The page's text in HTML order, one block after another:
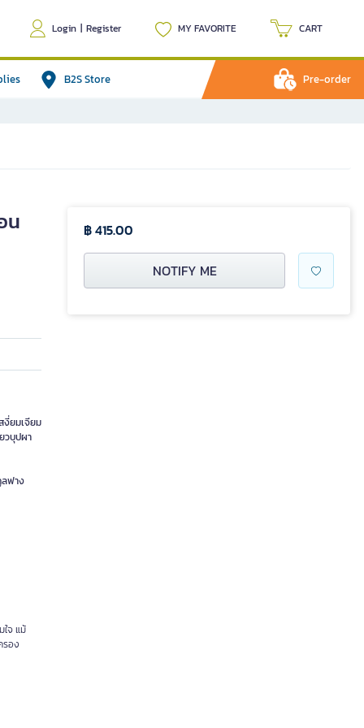
Login | Register MY FAVORITE CART
B2S Store Pre-order
น
งี่ยมเจียม
วบุปผา
ลฟาง
จ แม้
รอง
฿ 415.00
NOTIFY ME